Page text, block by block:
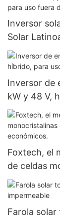
Inversor
Solar
kW, 48 V,
Inversor de
kW y 48 V,
de la red, de
Foxtech, el
de celdas
360 W y
Farola solar